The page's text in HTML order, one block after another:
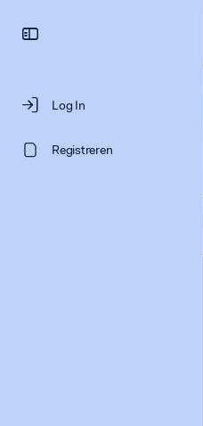
Log In
Registreren